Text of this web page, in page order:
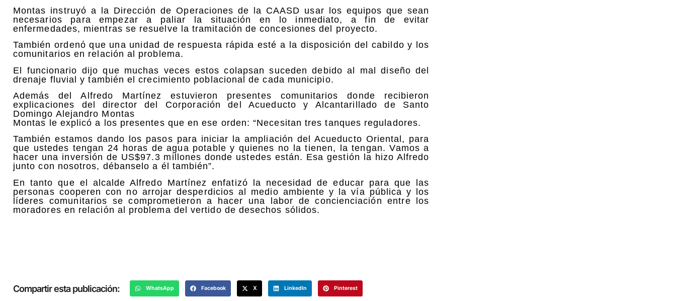
Montas instruyó a la Dirección de Operaciones de la CAASD usar los equipos que sean
necesarios para empezar a paliar la situación en lo inmediato, a fin de evitar
enfermedades, mientras se resuelve la tramitación de concesiones del proyecto.
También ordenó que una unidad de respuesta rápida esté a la disposición del cabildo y los
comunitarios en relación al problema.
El funcionario dijo que muchas veces estos colapsan suceden debido al mal diseño del
drenaje fluvial y también el crecimiento poblacional de cada municipio.
Además del Alfredo Martínez estuvieron presentes comunitarios donde recibieron
explicaciones del director del Corporación del Acueducto y Alcantarillado de Santo
Domingo Alejandro Montas
Montas le explicó a los presentes que en ese orden: “Necesitan tres tanques reguladores.
También estamos dando los pasos para iniciar la ampliación del Acueducto Oriental, para
que ustedes tengan 24 horas de agua potable y quienes no la tienen, la tengan. Vamos a
hacer una inversión de US$97.3 millones donde ustedes están. Esa gestión la hizo Alfredo
junto con nosotros, débanselo a él también”.
En tanto que el alcalde Alfredo Martínez enfatizó la necesidad de educar para que las
personas cooperen con no arrojar desperdicios al medio ambiente y la vía pública y los
líderes comunitarios se comprometieron a hacer una labor de concienciación entre los
moradores en relación al problema del vertido de desechos sólidos.
Compartir esta publicación: WhatsApp Facebook X LinkedIn Pinterest